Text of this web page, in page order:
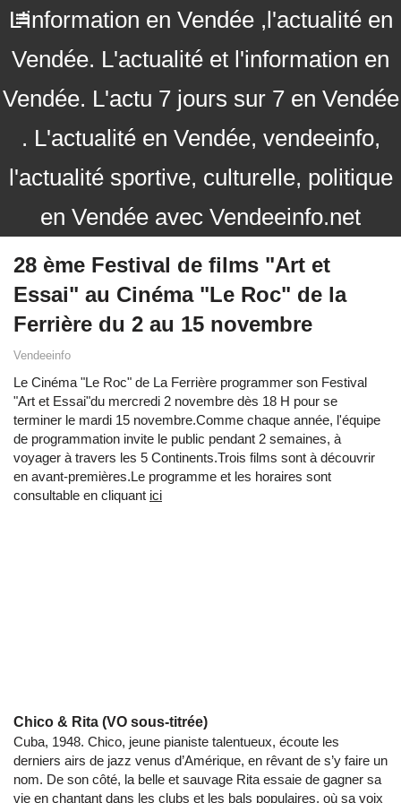
L'information en Vendée ,l'actualité en
Vendée. L'actualité et l'information en
Vendée. L'actu 7 jours sur 7 en Vendée
. L'actualité en Vendée, vendeeinfo,
l'actualité sportive, culturelle, politique
en Vendée avec Vendeeinfo.net
28 ème Festival de films "Art et
Essai" au Cinéma "Le Roc" de la
Ferrière du 2 au 15 novembre
Vendeeinfo
Le Cinéma "Le Roc" de La Ferrière programmer son Festival
"Art et Essai"du mercredi 2 novembre dès 18 H pour se
terminer le mardi 15 novembre.Comme chaque année, l'équipe
de programmation invite le public pendant 2 semaines, à
voyager à travers les 5 Continents.Trois films sont à découvrir
en avant-premières.Le programme et les horaires sont
consultable en cliquant ici
Chico & Rita (VO sous-titrée)
Cuba, 1948. Chico, jeune pianiste talentueux, écoute les
derniers airs de jazz venus d’Amérique, en rêvant de s’y faire un
nom. De son côté, la belle et sauvage Rita essaie de gagner sa
vie en chantant dans les clubs et les bals populaires, où sa voix